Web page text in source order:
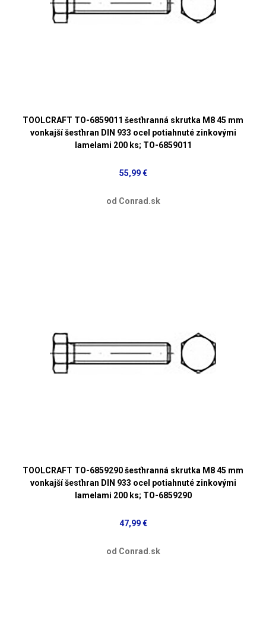
TOOLCRAFT TO-6859011 šesťhranná skrutka M8 45 mm
vonkajší šesťhran DIN 933 ocel potiahnuté zinkovými
lamelami 200 ks; TO-6859011
55,99 €
od Conrad.sk
TOOLCRAFT TO-6859290 šesťhranná skrutka M8 45 mm
vonkajší šesťhran DIN 933 ocel potiahnuté zinkovými
lamelami 200 ks; TO-6859290
47,99 €
od Conrad.sk